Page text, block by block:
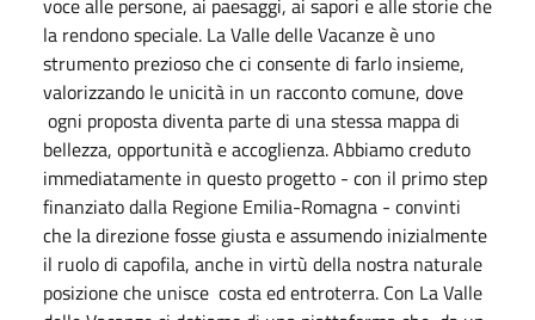
la rendono speciale. La Valle delle Vacanze è uno
strumento prezioso che ci consente di farlo insieme,
valorizzando le unicità in un racconto comune, dove
ogni proposta diventa parte di una stessa mappa di
bellezza, opportunità e accoglienza. Abbiamo creduto
immediatamente in questo progetto - con il primo step
finanziato dalla Regione Emilia-Romagna - convinti
che la direzione fosse giusta e assumendo inizialmente
il ruolo di capofila, anche in virtù della nostra naturale
posizione che unisce costa ed entroterra. Con La Valle